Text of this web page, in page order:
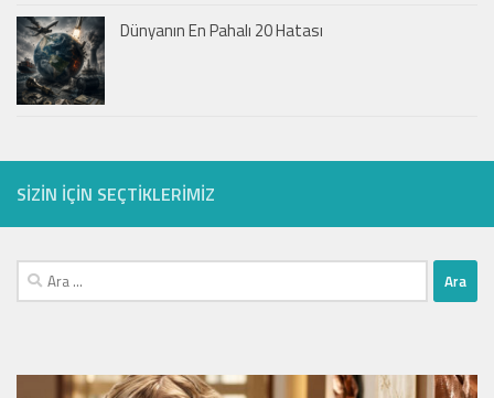
Dünyanın En Pahalı 20 Hatası
SIZIN IÇIN SEÇTIKLERIMIZ
Arama: